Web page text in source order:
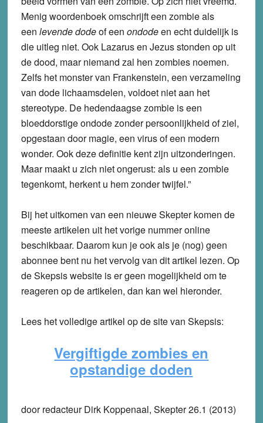
Menig woordenboek omschrijft een zombie als
een levende dodeof een ondodeen echt duidelijk is
die uitleg niet. Ook Lazarus en Jezus stonden op uit
de dood, maar niemand zal hen zombies noemen.
Zelfs het monster van Frankenstein, een verzameling
van dode lichaamsdelen, voldoet niet aan het
stereotype. De hedendaagse zombie is een
bloeddorstige ondode zonder persoonlijkheid of ziel,
opgestaan door magie, een virus of een modern
wonder. Ook deze definitie kent zijn uitzonderingen.
Maar maakt u zich niet ongerust: als u een zombie
tegenkomt, herkent u hem zonder twijfel.”
Bij het uitkomen van een nieuwe Skepter komen de
meeste artikelen uit het vorige nummer online
beschikbaar. Daarom kun je ook als je (nog) geen
abonnee bent nu het vervolg van dit artikel lezen. Op
de Skepsis website is er geen mogelijkheid om te
reageren op de artikelen, dan kan wel hieronder.
Lees het volledige artikel op de site van Skepsis:
Vergiftigde zombies en
opstandige doden
door redacteur Dirk Koppenaal, Skepter 26.1 (2013)